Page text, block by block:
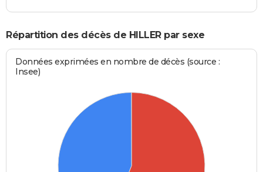
Répartition des décès de HILLER par sexe
Données exprimées en nombre de décès (source :
Insee)